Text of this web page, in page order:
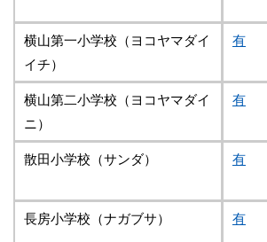
横山第一小学校（ヨコヤマダイ
イチ）
有
横山第二小学校（ヨコヤマダイ
ニ）
有
散田小学校（サンダ）
有
長房小学校（ナガブサ）
有